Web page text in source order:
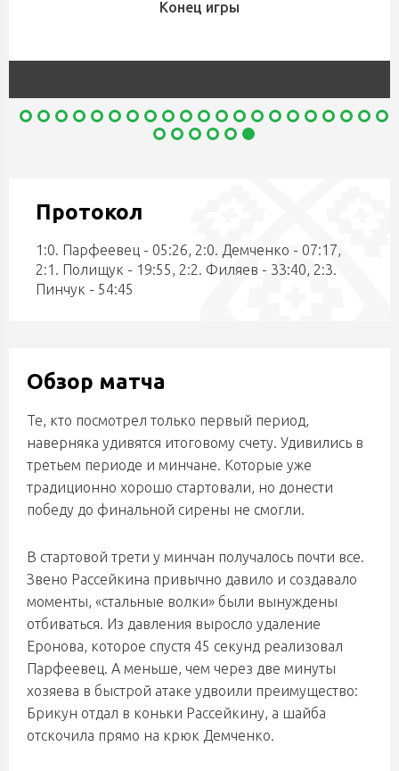
Конец игры
Протокол
1:0. Парфеевец - 05:26, 2:0. Демченко - 07:17,
2:1. Полищук - 19:55, 2:2. Филяев - 33:40, 2:3.
Пинчук - 54:45
Обзор матча
Те, кто посмотрел только первый период,
наверняка удивятся итоговому счету. Удивились в
третьем периоде и минчане. Которые уже
традиционно хорошо стартовали, но донести
победу до финальной сирены не смогли.
В стартовой трети у минчан получалось почти все.
Звено Рассейкина привычно давило и создавало
моменты, «стальные волки» были вынуждены
отбиваться. Из давления выросло удаление
Еронова, которое спустя 45 секунд реализовал
Парфеевец. А меньше, чем через две минуты
хозяева в быстрой атаке удвоили преимущество:
Брикун отдал в коньки Рассейкину, а шайба
отскочила прямо на крюк Демченко.